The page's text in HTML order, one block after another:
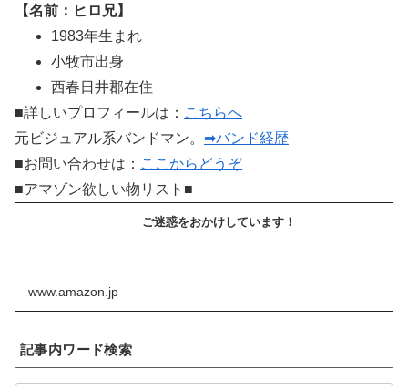
【名前：ヒロ兄】
1983年生まれ
小牧市出身
西春日井郡在住
■詳しいプロフィールは： こちらへ
元ビジュアル系バンドマン。 ➡バンド経歴
■お問い合わせは： ここからどうぞ
■アマゾン欲しい物リスト■
ご迷惑をおかけしています！
www.amazon.jp
記事内ワード検索